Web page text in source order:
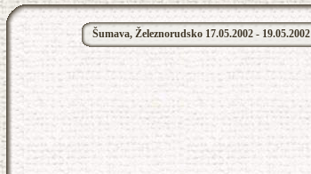
Šumava, Železnorudsko 17.05.2002 - 19.05.2002